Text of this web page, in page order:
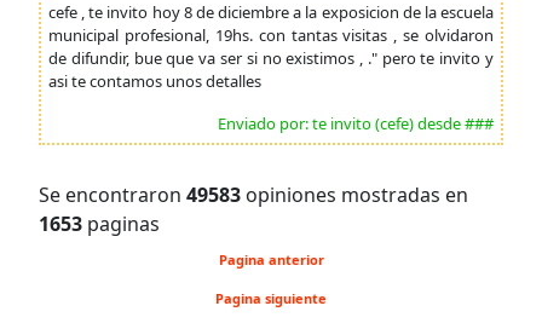
cefe , te invito hoy 8 de diciembre a la exposicion de la escuela
municipal profesional, 19hs. con tantas visitas , se olvidaron
de difundir, bue que va ser si no existimos , ." pero te invito y
asi te contamos unos detalles
Enviado por: te invito (cefe) desde ###
Se encontraron 49583 opiniones mostradas en
1653 paginas
Pagina anterior
Pagina siguiente